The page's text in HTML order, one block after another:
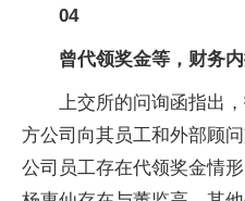
04
曾代领奖金等，财务
上交所的问询函指出
方公司向其员工和外部顾
公司员工存在代领奖金情